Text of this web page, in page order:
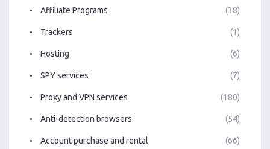
Affiliate Programs (38)
Trackers (1)
Hosting (6)
SPY services (7)
Proxy and VPN services (180)
Anti-detection browsers (54)
Account purchase and rental (66)